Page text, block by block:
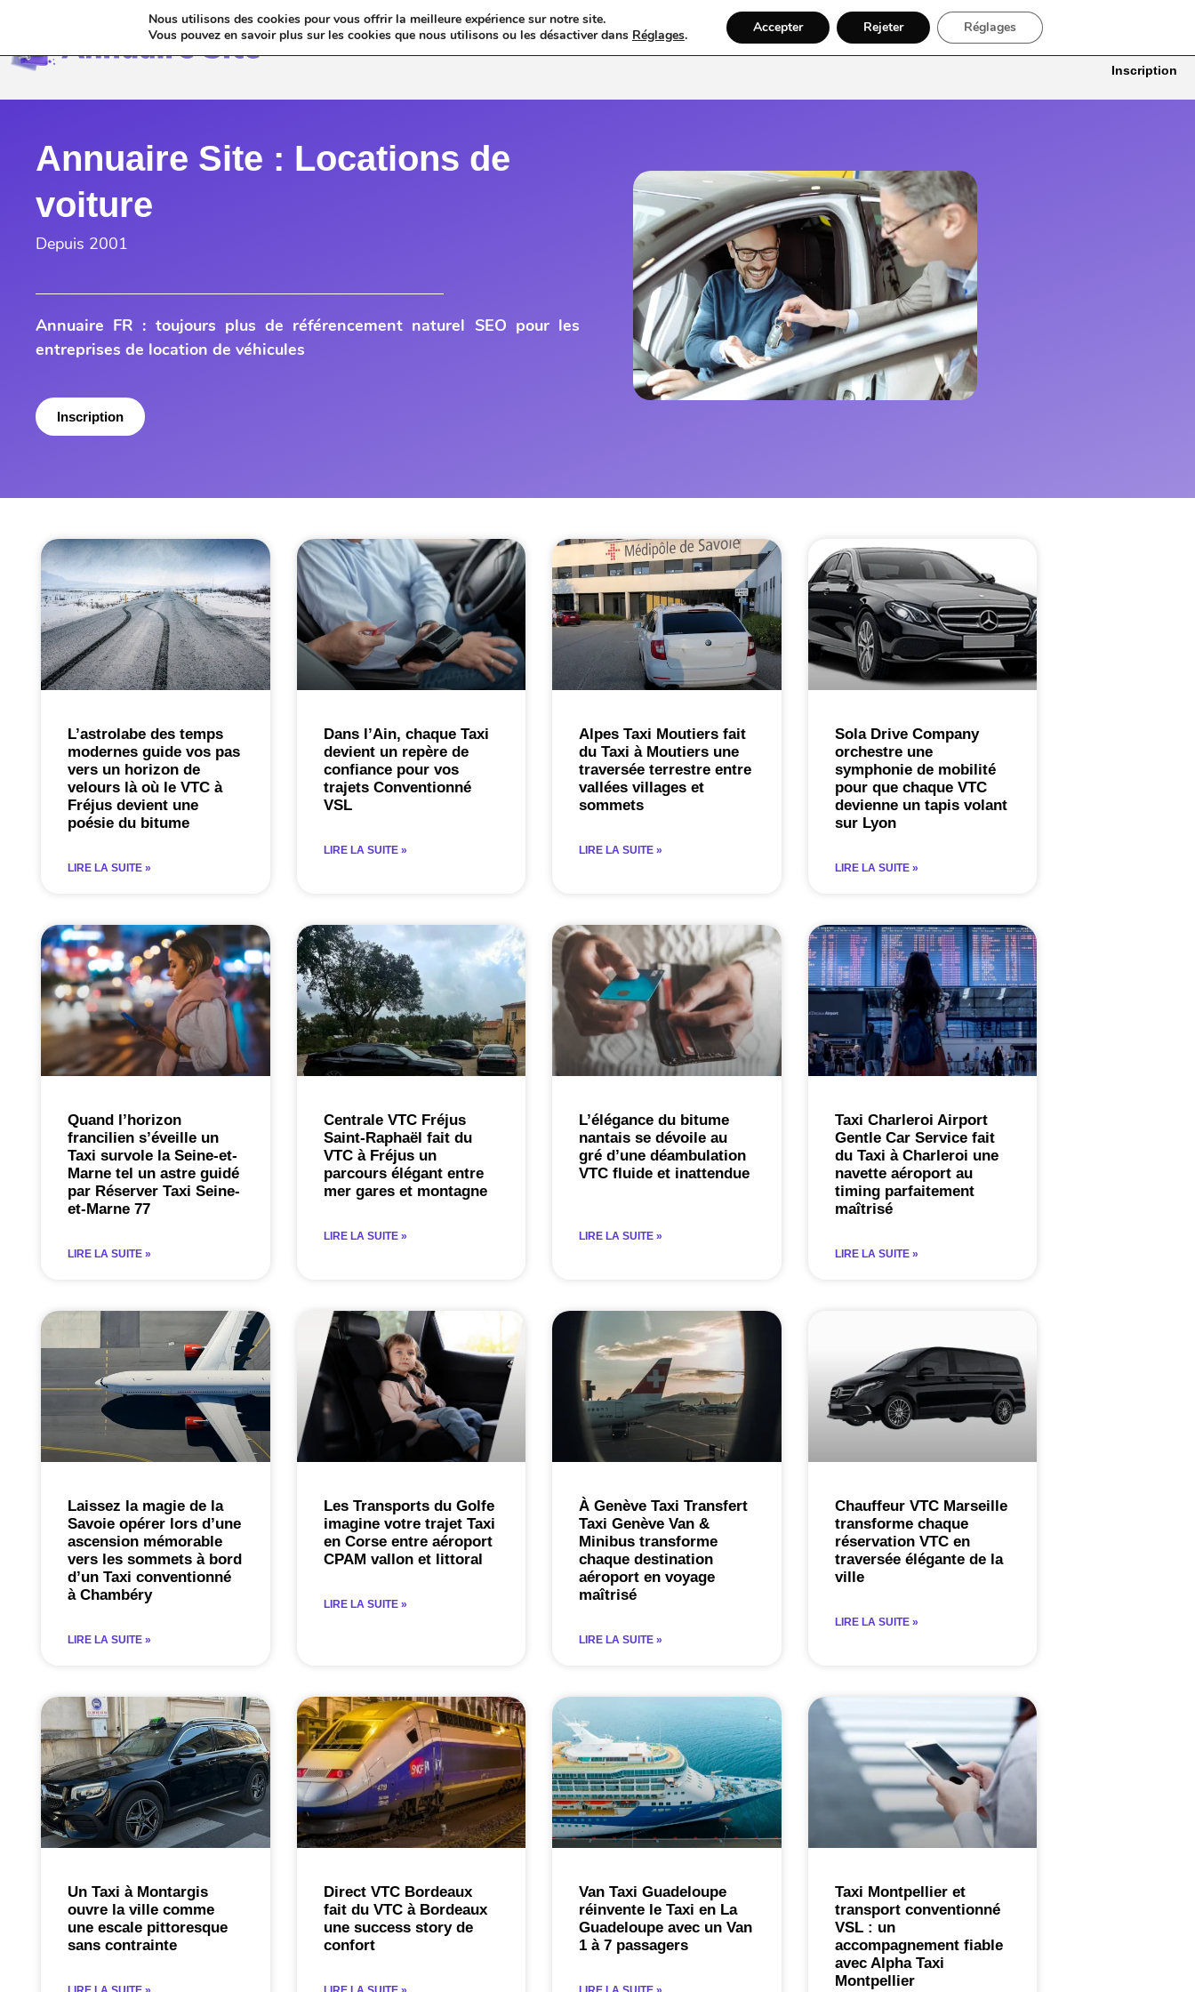
Annuaires & Blogs Web Taxi VTC Ambulance Locations De Voitures Bâtiment, Artisans & Électriciens
Inscription
Annuaire Site : Locations de
voiture
Depuis 2001
Annuaire FR : toujours plus de référencement naturel SEO pour les
entreprises de location de véhicules
Inscription
L’astrolabe des temps
modernes guide vos pas
vers un horizon de
velours là où le VTC à
Fréjus devient une
poésie du bitume
LIRE LA SUITE »
Dans l’Ain, chaque Taxi
devient un repère de
confiance pour vos
trajets Conventionné
VSL
LIRE LA SUITE »
Alpes Taxi Moutiers fait
du Taxi à Moutiers une
traversée terrestre entre
vallées villages et
sommets
LIRE LA SUITE »
Sola Drive Company
orchestre une
symphonie de mobilité
pour que chaque VTC
devienne un tapis volant
sur Lyon
LIRE LA SUITE »
Quand l’horizon
francilien s’éveille un
Taxi survole la Seine-et-
Marne tel un astre guidé
par Réserver Taxi Seine-
et-Marne 77
LIRE LA SUITE »
Centrale VTC Fréjus
Saint-Raphaël fait du
VTC à Fréjus un
parcours élégant entre
mer gares et montagne
LIRE LA SUITE »
L’élégance du bitume
nantais se dévoile au
gré d’une déambulation
VTC fluide et inattendue
LIRE LA SUITE »
Taxi Charleroi Airport
Gentle Car Service fait
du Taxi à Charleroi une
navette aéroport au
timing parfaitement
maîtrisé
LIRE LA SUITE »
Laissez la magie de la
Savoie opérer lors d’une
ascension mémorable
vers les sommets à bord
d’un Taxi conventionné
à Chambéry
LIRE LA SUITE »
Les Transports du Golfe
imagine votre trajet Taxi
en Corse entre aéroport
CPAM vallon et littoral
LIRE LA SUITE »
À Genève Taxi Transfert
Taxi Genève Van &
Minibus transforme
chaque destination
aéroport en voyage
maîtrisé
LIRE LA SUITE »
Chauffeur VTC Marseille
transforme chaque
réservation VTC en
traversée élégante de la
ville
LIRE LA SUITE »
Un Taxi à Montargis
ouvre la ville comme
une escale pittoresque
sans contrainte
Direct VTC Bordeaux
fait du VTC à Bordeaux
une success story de
confort
Van Taxi Guadeloupe
réinvente le Taxi en La
Guadeloupe avec un Van
1 à 7 passagers
Taxi Montpellier et
transport conventionné
VSL : un
accompagnement fiable
avec Alpha Taxi
Montpellier
Nous utilisons des cookies pour vous offrir la meilleure expérience sur notre site.
Vous pouvez en savoir plus sur les cookies que nous utilisons ou les désactiver dans Réglages. Accepter Rejeter Réglages